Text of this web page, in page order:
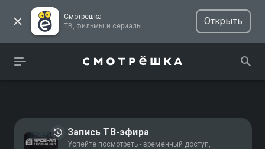
Смотрёшка
ТВ, фильмы и сериалы
Открыть
Запись ТВ-эфира
Успейте посмотреть - временный доступ,